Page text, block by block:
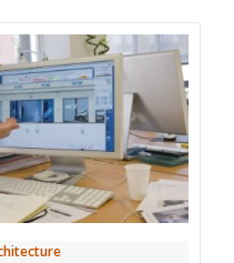
qualités
pour
devenir
un
bon
architecte
d’intérieur